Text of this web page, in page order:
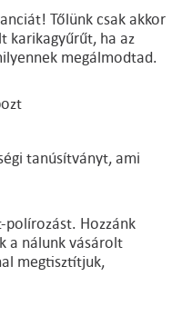
Tőlünk csak akkor
karikagyűrűt, ha az
megálmodtad.
tanúsítványt, ami
polírozást. Hozzánk
a nálunk vásárolt
megtisztítjuk,